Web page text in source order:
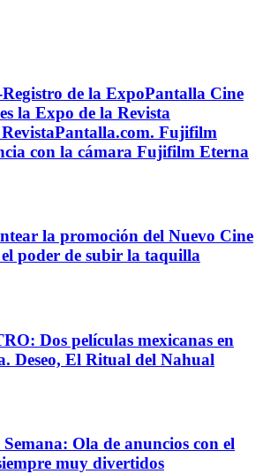
de la ExpoPantalla Cine
la Expo de la Revista
Fujifilm
con la cámara Fujifilm Eterna
la promoción del Nuevo Cine
poder de subir la taquilla
Dos películas mexicanas en
Deseo, El Ritual del Nahual
Ola de anuncios con el
muy divertidos